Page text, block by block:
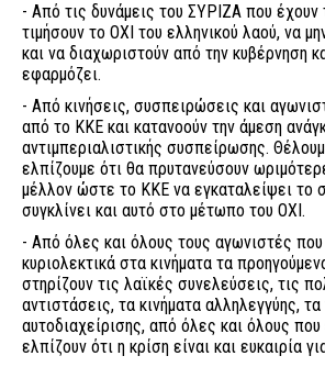
- Από τις δυνάμεις του ΣΥΡΙΖΑ που έχουν
τιμήσουν το ΟΧΙ του ελληνικού λαού, να
και να διαχωριστούν από την κυβέρνηση
εφαρμόζει.
- Από κινήσεις, συσπειρώσεις και
από το ΚΚΕ και κατανοούν την άμεση
αντιμπεριαλιστικής συσπείρωσης.
ελπίζουμε ότι θα πρυτανεύσουν
μέλλον ώστε το ΚΚΕ να εγκαταλείψει το
συγκλίνει και αυτό στο μέτωπο του ΟΧΙ.
- Από όλες και όλους τους αγωνιστές
κυριολεκτικά στα κινήματα τα
στηρίζουν τις λαϊκές συνελεύσεις, τις
αντιστάσεις, τα κινήματα αλληλεγγύης,
αυτοδιαχείρισης, από όλες και όλους που
ελπίζουν ότι η κρίση είναι και ευκαιρία